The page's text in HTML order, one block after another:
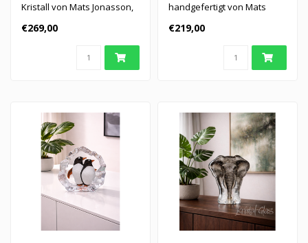
Kristall von Mats Jonasson,
handgefertigt aus reinem ..
€269,00
handgefertigt von Mats
Jonasson
€219,00